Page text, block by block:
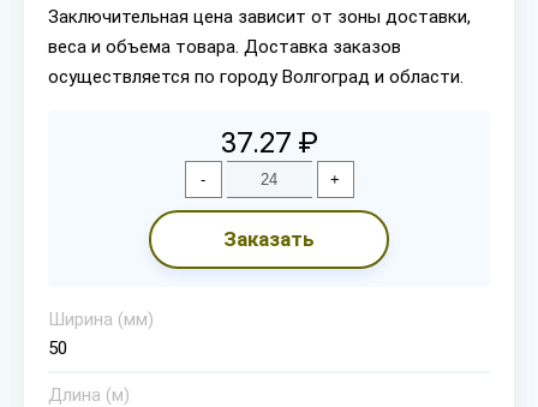
Заключительная цена зависит от зоны доставки,
веса и объема товара. Доставка заказов
осуществляется по городу Волгоград и области.
37.27 ₽
- +
Заказать
Ширина (мм)
50
Длина (м)